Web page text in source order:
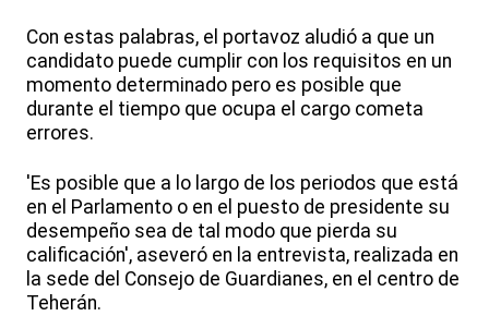
Con estas palabras, el portavoz aludió a que un
candidato puede cumplir con los requisitos en un
momento determinado pero es posible que
durante el tiempo que ocupa el cargo cometa
errores.
'Es posible que a lo largo de los periodos que está
en el Parlamento o en el puesto de presidente su
desempeño sea de tal modo que pierda su
calificación', aseveró en la entrevista, realizada en
la sede del Consejo de Guardianes, en el centro de
Teherán.